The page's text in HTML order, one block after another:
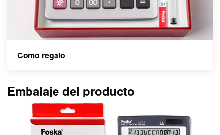
Como regalo
Embalaje del producto